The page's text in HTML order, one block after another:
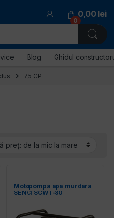
0
0,00 lei
Blog Ghidul
7,5 CP
după preț: de la mic la mare
Motopompa apa murdara
SENCI SCWT-80